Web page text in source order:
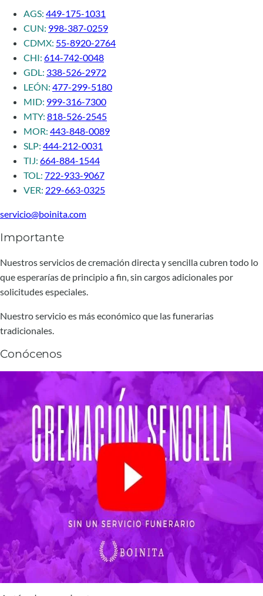
AGS: 449-175-1031
CUN: 998-387-0259
CDMX: 55-8920-2764
CHI: 614-742-0048
GDL: 338-526-2972
LEÓN: 477-299-5180
MID: 999-316-7300
MTY: 818-526-2545
MOR: 443-848-0089
SLP: 444-212-0031
TIJ: 664-884-1544
TOL: 722-933-9067
VER: 229-663-0325
servicio@boinita.com
Importante
Nuestros servicios de cremación directa y sencilla cubren todo lo
que esperarías de principio a fin, sin cargos adicionales por
solicitudes especiales.
Nuestro servicio es más económico que las funerarias
tradicionales.
Conócenos